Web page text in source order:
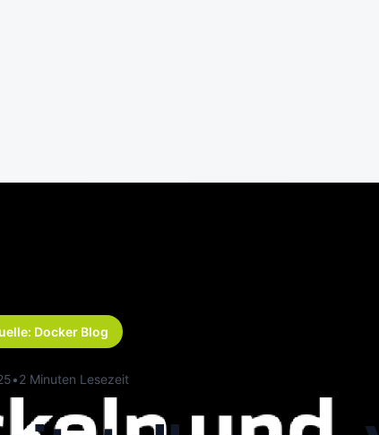
Docker Blog
•2 Minuten Lesezeit